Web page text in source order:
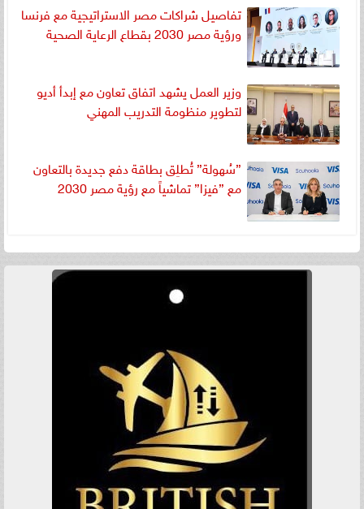
تفاصيل شراكات مصر الاستراتيجية مع فرنسا
ورؤية مصر 2030 بقطاع الرعاية الصحية
وزير العمل يشهد اتفاق تعاون مع إبدأ أديو
لتطوير منظومة التدريب المهني
”سُهولة” تُطلِق بطاقة دفع جديدة بالتعاون
مع ”فيزا” تماشياً مع رؤية مصر 2030